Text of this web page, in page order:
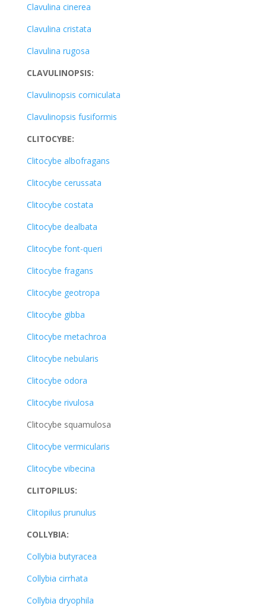
Clavulina cinerea
Clavulina cristata
Clavulina rugosa
CLAVULINOPSIS:
Clavulinopsis corniculata
Clavulinopsis fusiformis
CLITOCYBE:
Clitocybe albofragans
Clitocybe cerussata
Clitocybe costata
Clitocybe dealbata
Clitocybe font-queri
Clitocybe fragans
Clitocybe geotropa
Clitocybe gibba
Clitocybe metachroa
Clitocybe nebularis
Clitocybe odora
Clitocybe rivulosa
Clitocybe squamulosa
Clitocybe vermicularis
Clitocybe vibecina
CLITOPILUS:
Clitopilus prunulus
COLLYBIA:
Collybia butyracea
Collybia cirrhata
Collybia dryophila